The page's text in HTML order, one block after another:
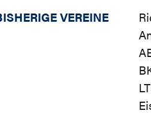
VEREINE